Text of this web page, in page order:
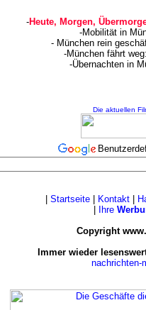
-Heute, Morgen,
-Mobilität in
- München rein
-München fährt
-Übernachten in
Die aktuellen
Startseite| Kontakt|
Ihre
Copyright
Immer wieder
nachrichten-